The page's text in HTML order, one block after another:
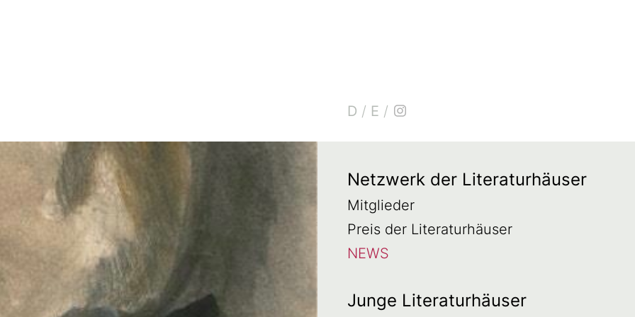
D / E /
Netzwerk der Literaturhäuser
Mitglieder
Preis der Literaturhäuser
NEWS
Junge Literaturhäuser